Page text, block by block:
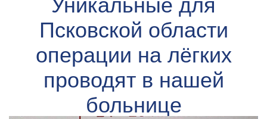
Псковской области
операции на лёгких
проводят в нашей
больнице